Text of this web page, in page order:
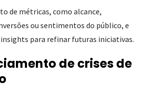
de métricas, como alcance,
ou sentimentos do público, e
insights para refinar futuras iniciativas.
de crises de